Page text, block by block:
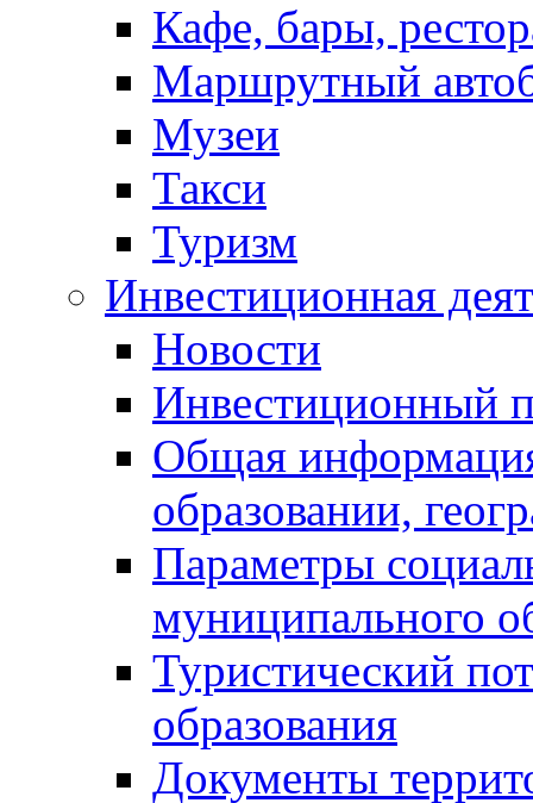
Кафе, бары,
Маршрутный
Музеи
Такси
Туризм
Инвестиционная
Новости
Инвестиционный
Общая
образовании,
Параметры
муниципального
Туристический
образования
Документы